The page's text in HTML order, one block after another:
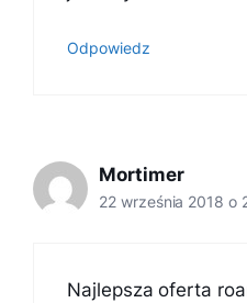
Odpowiedz
Mortimer
22 września 2018 o
Najlepsza oferta